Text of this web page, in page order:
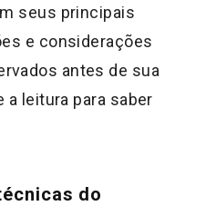
seus principais
e considerações
antes de sua
a leitura para saber
do